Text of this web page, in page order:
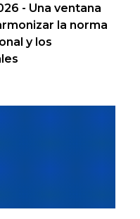
- Una ventana
la norma
y los